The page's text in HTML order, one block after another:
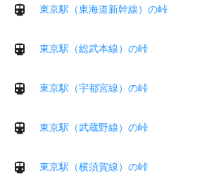
東京駅（東海道新幹線）の峠
東京駅（総武本線）の峠
東京駅（宇都宮線）の峠
東京駅（武蔵野線）の峠
東京駅（横須賀線）の峠